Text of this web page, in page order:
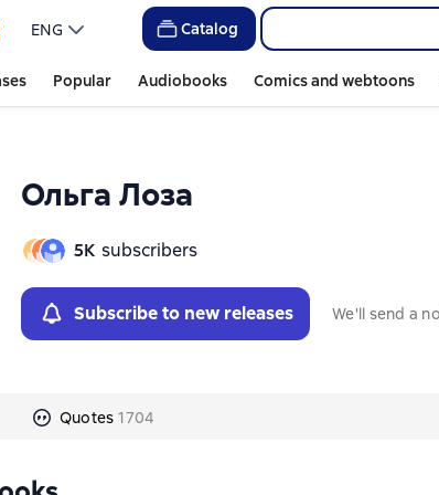
ENG Catalog
Popular Audiobooks Comics and webtoons
Ольга Лоза
5К subscribers
Subscribe to new releases We'll send a
Quotes 1704